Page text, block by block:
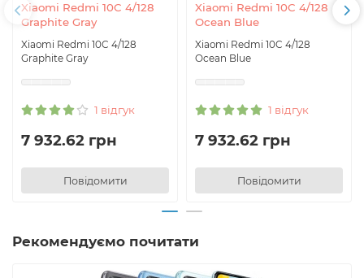
Xiaomi Redmi 10C 4/128
Graphite Gray
Xiaomi Redmi 10C 4/128
Graphite Gray
1 відгук
7 932.62 грн
Повідомити
Xiaomi Redmi 10C 4/128
Ocean Blue
Xiaomi Redmi 10C 4/128
Ocean Blue
1 відгук
7 932.62 грн
Повідомити
Рекомендуємо почитати